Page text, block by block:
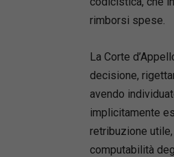
rimborsi spese.
La Corte
decisione,
avendo
implicitamente
retribuzione
computabilità